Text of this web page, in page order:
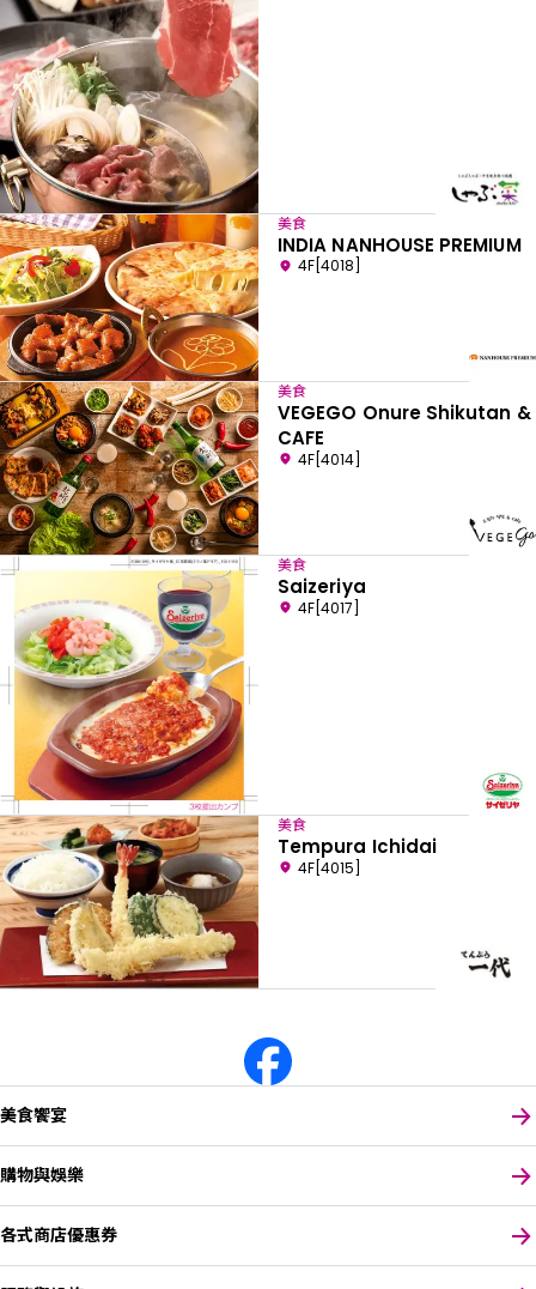
美食
INDIA NANHOUSE PREMIUM
4F[4018]
美食
VEGEGO Onure Shikutan &
CAFE
4F[4014]
美食
Saizeriya
4F[4017]
美食
Tempura Ichidai
4F[4015]
美食饗宴
購物與娛樂
各式商店優惠券